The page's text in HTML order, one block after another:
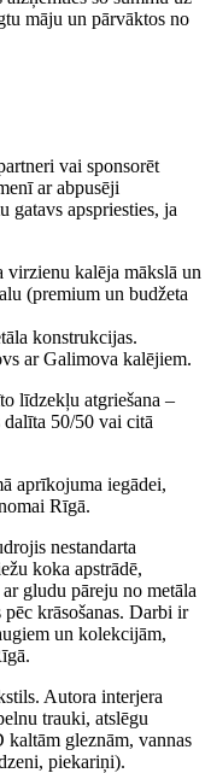
māju un pārvāktos no
vai sponsorēt
ar abpusēji
gatavs apspriesties, ja
virzienu kalēja mākslā un
(premium un budžeta
konstrukcijas.
ar Galimova kalējiem.
līdzekļu atgriešana –
dalīta 50/50 vai citā
aprīkojuma iegādei,
Rīgā.
nestandarta
koka apstrādē,
gludu pāreju no metāla
krāsošanas. Darbi ir
un kolekcijām,
Autora interjera
trauki, atslēgu
kaltām gleznām, vannas
piekariņi).